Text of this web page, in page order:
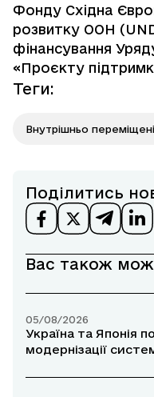
Фонду Східна
розвитку ООН
фінансування
«Проєкту
Теги:
Внутрішньо
Поділитись
Вас також
05/08/2026
Україна та Японія
модернізації